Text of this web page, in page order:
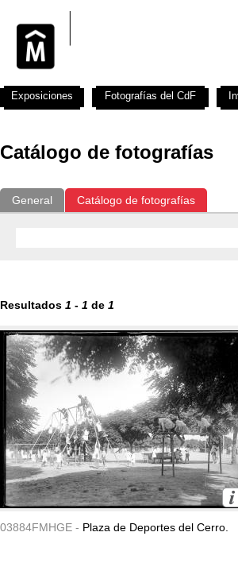
Catálogo de fotografías
General Catálogo de fotografías
Resultados 1 - 1 de 1
03884FMHGE - Plaza de Deportes del Cerro.
Exposiciones Fotografías del CdF